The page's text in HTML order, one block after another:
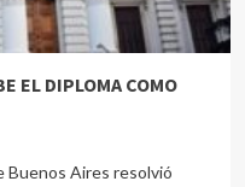
EL DIPLOMA COMO
Buenos Aires resolvió